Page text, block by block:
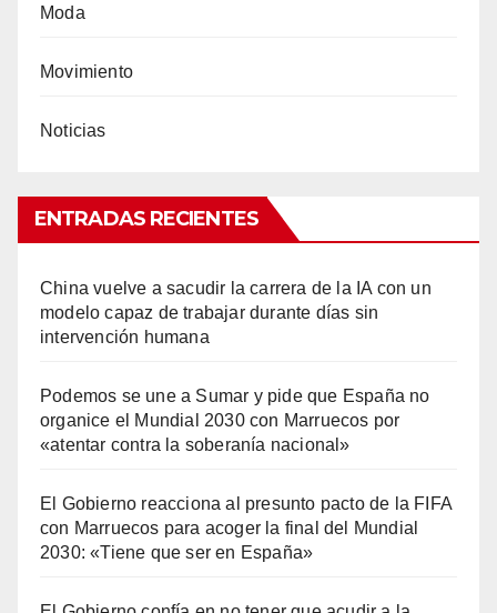
Moda
Movimiento
Noticias
ENTRADAS RECIENTES
China vuelve a sacudir la carrera de la IA con un
modelo capaz de trabajar durante días sin
intervención humana
Podemos se une a Sumar y pide que España no
organice el Mundial 2030 con Marruecos por
«atentar contra la soberanía nacional»
El Gobierno reacciona al presunto pacto de la FIFA
con Marruecos para acoger la final del Mundial
2030: «Tiene que ser en España»